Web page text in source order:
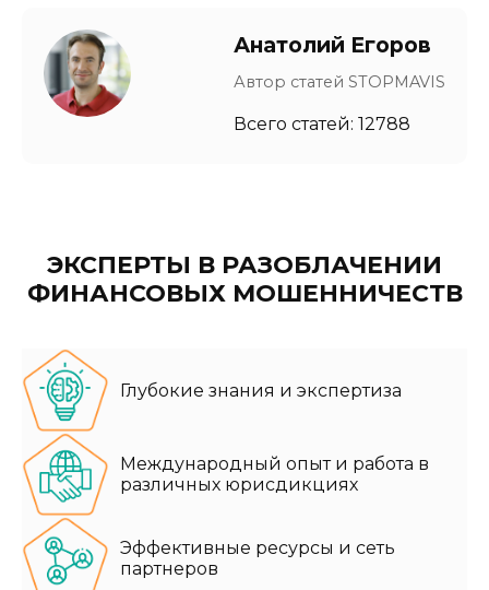
Анатолий Егоров
Автор статей STOPMAVIS
Всего статей: 12788
ЭКСПЕРТЫ В РАЗОБЛАЧЕНИИ
ФИНАНСОВЫХ МОШЕННИЧЕСТВ
Глубокие знания и экспертиза
Международный опыт и работа в
различных юрисдикциях
Эффективные ресурсы и сеть
партнеров